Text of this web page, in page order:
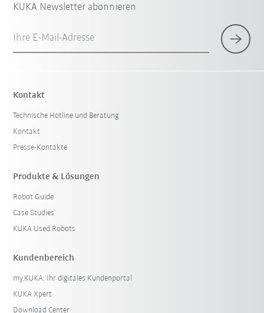
KUKA Newsletter abonnieren
Ihre E-Mail-Adresse
Kontakt
Technische Hotline und Beratung
Kontakt
Presse-Kontakte
Produkte & Lösungen
Robot Guide
Case Studies
KUKA Used Robots
Kundenbereich
my.KUKA: Ihr digitales Kundenportal
KUKA Xpert
Download Center